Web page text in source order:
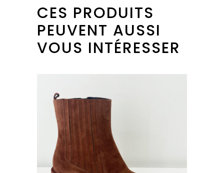
CES PRODUITS
PEUVENT AUSSI
VOUS INTÉRESSER